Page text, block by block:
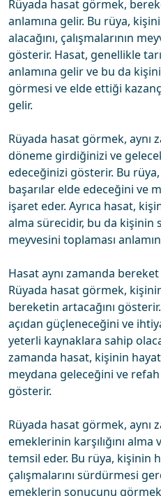
Rüyada hasat görmek,
anlamına gelir. Bu rüya,
alacağını, çalışmalarının
gösterir. Hasat, genellikle
anlamına gelir ve bu da
görmesi ve elde ettiği
gelir.
Rüyada hasat görmek, aynı
döneme girdiğinizi ve
edeceğinizi gösterir. Bu
başarılar elde edeceğini ve
işaret eder. Ayrıca hasat,
alma sürecidir, bu da kişinin
meyvesini toplaması
Hasat aynı zamanda
Rüyada hasat görmek,
bereketin artacağını
açıdan güçleneceğini ve
yeterli kaynaklara sahip
zamanda hasat, kişinin
meydana geleceğini ve
gösterir.
Rüyada hasat görmek, aynı
emeklerinin karşılığını
temsil eder. Bu rüya, kişinin
çalışmalarını sürdürmesi
emeklerin sonucunu